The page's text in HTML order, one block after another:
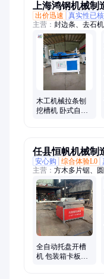
上海鸿钢机械制
出价迅速
真实性已
主营： 封边条、去石
机、上砖机、搅拌机
机、修边机、拌匀工
机、标牌铆钉机、电
开料机、自动压缩机
木工机械拉条刨
挖槽机 卧式自动
任县恒帆机械制
安心购
综合体验L0
主营： 方木多片锯、
板多片锯、圆棒机、
多片锯
全自动托盘开槽
机 包装箱卡板挖